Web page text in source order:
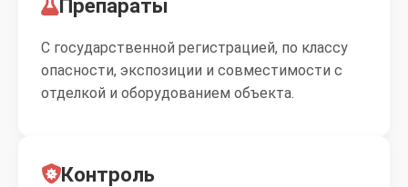
Препараты
С государственной регистрацией, по классу
опасности, экспозиции и совместимости с
отделкой и оборудованием объекта.
Контроль